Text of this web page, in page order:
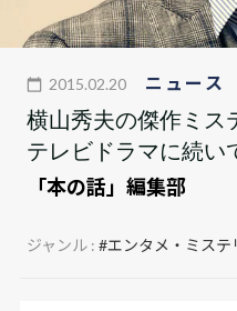
2015.02.20 ニュース
横山秀夫の傑作ミス
テレビドラマに続い
「本の話」編集部
ジャンル :#エンタメ・ミステ